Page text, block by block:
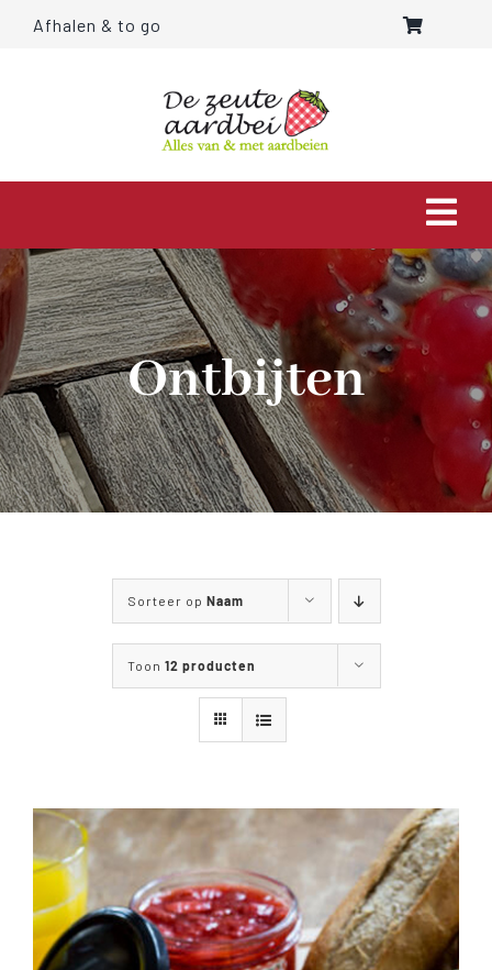
Afhalen & to go
HOME
OVER ONS
AARDBEIEN
WANDELEN & FIETSEN
CONTACT
Ontbijten
Sorteer op Naam
Toon 12 producten